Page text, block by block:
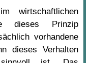
wirtschaftlichen
dieses Prinzip
vorhandene
dieses Verhalten